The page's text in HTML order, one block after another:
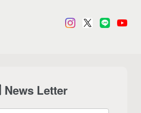
News Letter